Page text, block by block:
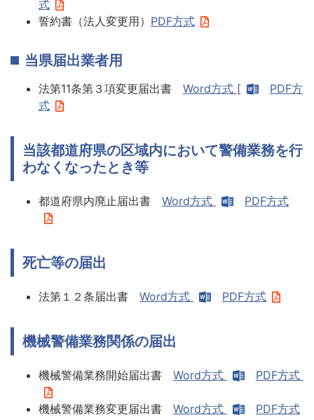
式
誓約書（法人変更用） PDF方式
当県届出業者用
法第11条第３項変更届出書 Word方式 [
PDF方
式
当該都道府県の区域内において警備業務を行
わなくなったとき等
都道府県内廃止届出書 Word方式 PDF方式
死亡等の届出
法第１２条届出書 Word方式 PDF方式
機械警備業務関係の届出
機械警備業務開始届出書 Word方式 PDF方式
機械警備業務変更届出書 Word方式 PDF方式